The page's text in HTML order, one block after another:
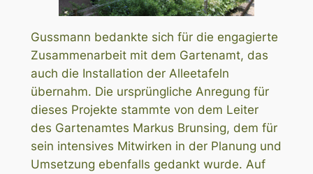
Gussmann bedankte sich für die engagierte
Zusammenarbeit mit dem Gartenamt, das
auch die Installation der Alleetafeln
übernahm. Die ursprüngliche Anregung für
dieses Projekte stammte von dem Leiter
des Gartenamtes Markus Brunsing, dem für
sein intensives Mitwirken in der Planung und
Umsetzung ebenfalls gedankt wurde. Auf